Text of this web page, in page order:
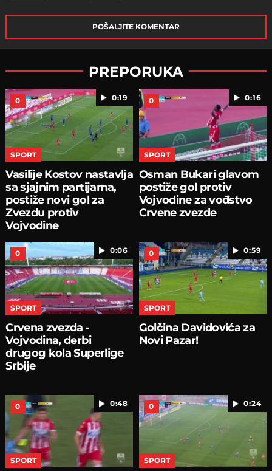
POŠALJITE KOMENTAR
PREPORUKA
0:19
0
SPORT
Vasilije Kostov nastavlja
sa sjajnim partijama,
postiže novi gol za
Zvezdu protiv
Vojvodine
0:16
0
SPORT
Osman Bukari glavom
postiže gol protiv
Vojvodine za vođstvo
Crvene zvezde
0:06
0
SPORT
Crvena zvezda -
Vojvodina, derbi
drugog kola Superlige
Srbije
0:59
0
SPORT
Golčina Davidovića za
Novi Pazar!
0:48
0
SPORT
0:24
0
SPORT